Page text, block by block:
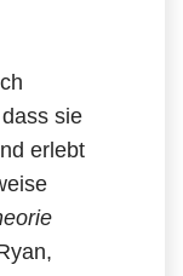
sie
erlebt